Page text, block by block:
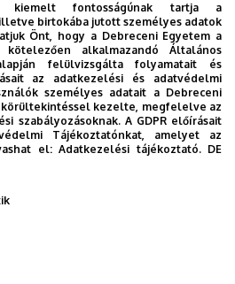
kiemelt fontosságúnak tartja a
birtokába jutott személyes adatok
Önt, hogy a Debreceni Egyetem a
alkalmazandó Általános
felülvizsgálta folyamatait és
az adatkezelési és adatvédelmi
személyes adatait a Debreceni
körültekintéssel kezelte, megfelelve az
szabályozásoknak. A GDPR előírásait
Tájékoztatónkat, amelyet az
el:Adatkezelési tájékoztató. DE
igénylése a DE
Külső személyek rögzítése a
| Súgó|Hibabejelentés